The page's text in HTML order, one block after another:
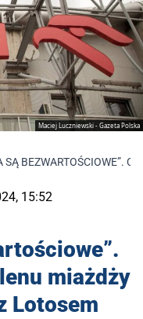
Maciej Luczniewski - Gazeta Polska
SĄ BEZWARTOŚCIOWE”.
15:52
miażdży
Lotosem